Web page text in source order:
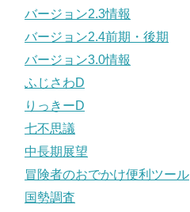
バージョン2.3情報
バージョン2.4前期・後期
バージョン3.0情報
ふじさわD
りっきーD
七不思議
中長期展望
冒険者のおでかけ便利ツール
国勢調査